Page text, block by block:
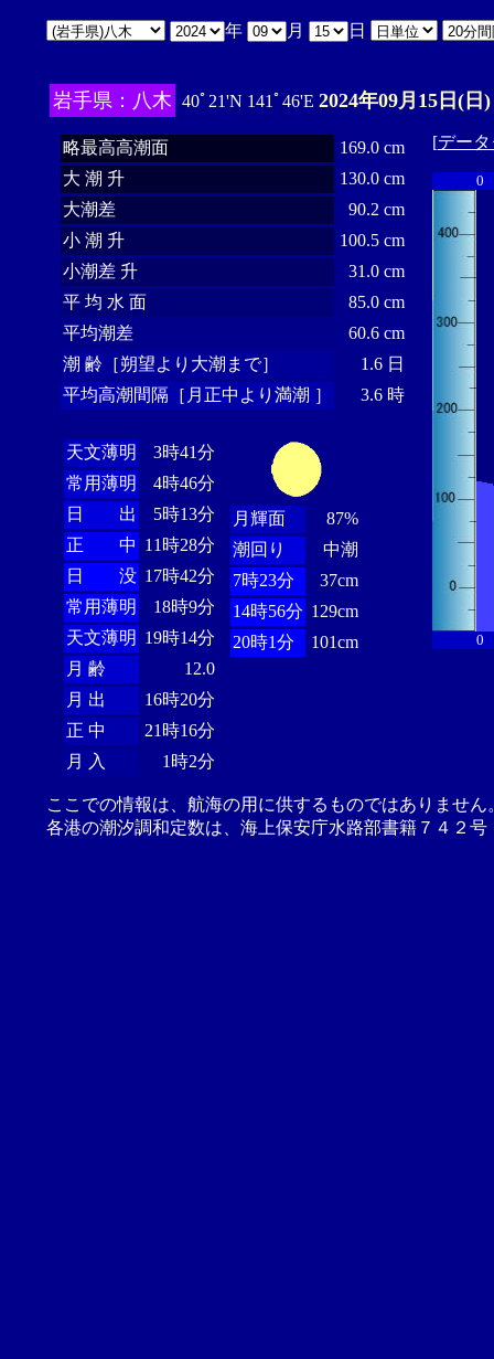
年 月 日
岩手県：八木 40ﾟ21'N 141ﾟ46'E 2024年09月15日(日)
略最高高潮面
169.0 cm
大 潮 升
130.0 cm
大潮差
90.2 cm
小 潮 升
100.5 cm
小潮差 升
31.0 cm
平 均 水 面
85.0 cm
平均潮差
60.6 cm
潮 齢［朔望より大潮まで］
1.6 日
平均高潮間隔［月正中より満潮 ］
3.6 時
天文薄明
3時41分
常用薄明
4時46分
日 出
5時13分
正 中 11時28分
日 没 17時42分
常用薄明
18時9分
天文薄明 19時14分
月 齢
12.0
月 出
16時20分
正 中
21時16分
月 入
1時2分
月輝面
87%
潮回り
中潮
7時23分
37cm
14時56分 129cm
20時1分
101cm
[デー
0
0
ここでの情報は、航海の用に供するものではありませ
各港の潮汐調和定数は、海上保安庁水路部書籍７４２